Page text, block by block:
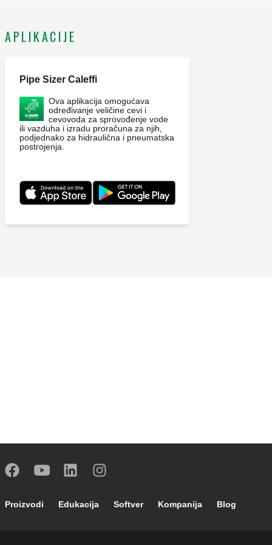
APLIKACIJE
Pipe Sizer Caleffi
Ova aplikacija omogućava
određivanje veličine cevi i
cevovoda za sprovođenje vode
ili vazduha i izradu proračuna za njih,
podjednako za hidraulična i pneumatska
postrojenja.
Footer main navigation
Proizvodi Edukacija Softver Kompanija Blog